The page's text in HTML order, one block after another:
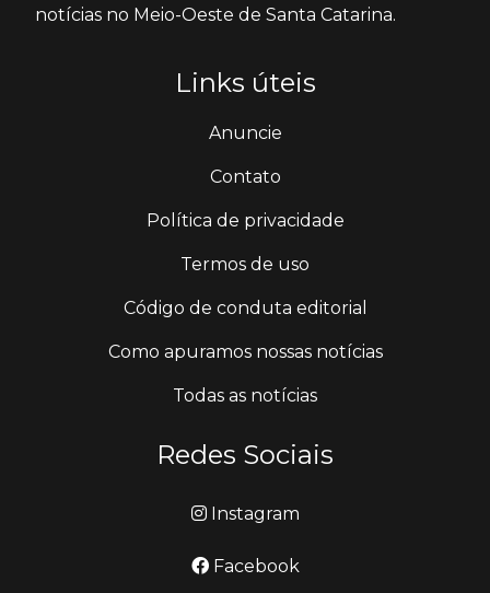
notícias no Meio-Oeste de Santa Catarina.
Links úteis
Anuncie
Contato
Política de privacidade
Termos de uso
Código de conduta editorial
Como apuramos nossas notícias
Todas as notícias
Redes Sociais
Instagram
Facebook